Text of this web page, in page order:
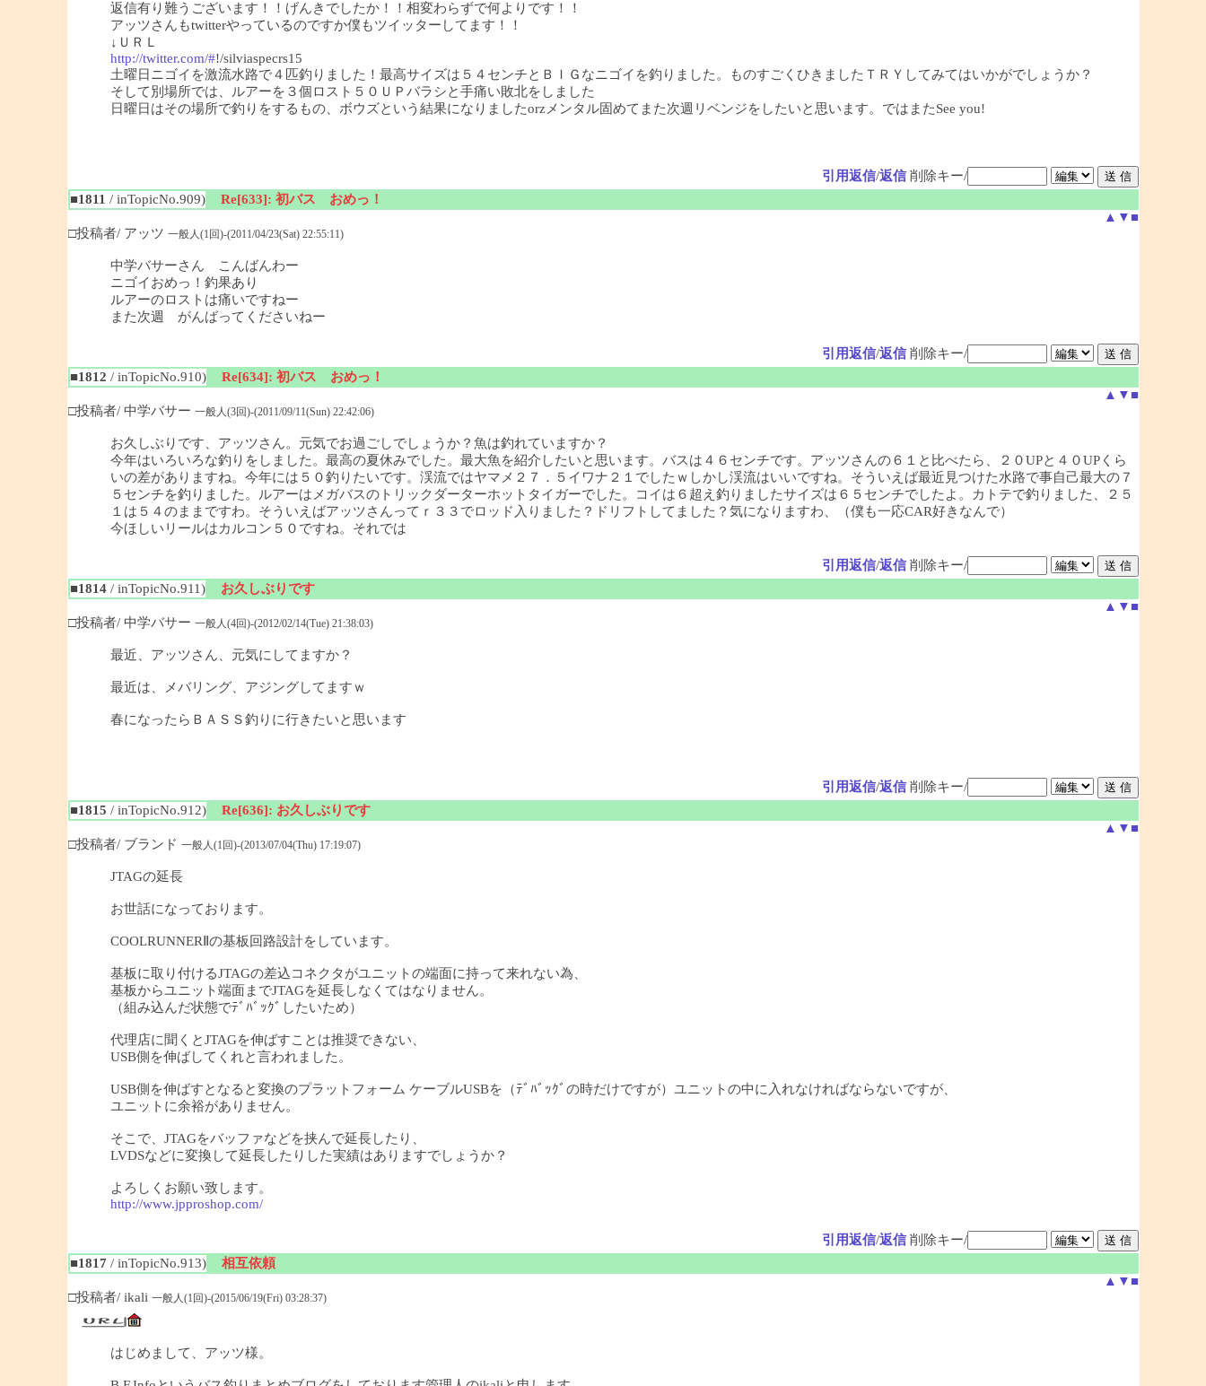
返信有り難うございます！！げんきでしたか！！相変わらずで何よりです！！
アッツさんもtwitterやっているのですか僕もツイッターしてます！！
↓ＵＲＬ
http://twitter.com/#!/silviaspecrs15
土曜日ニゴイを激流水路で４匹釣りました！最高サイズは５４センチとＢＩＧなニゴイを釣りました。ものすごくひきましたＴＲＹしてみてはいかがでしょうか？
そして別場所では、ルアーを３個ロスト５０ＵＰバラシと手痛い敗北をしました
日曜日はその場所で釣りをするもの、ボウズという結果になりましたorzメンタル固めてまた次週リベンジをしたいと思います。ではまたSee you!
引用返信/返信 削除キー/
■1811 / inTopicNo.909)
Re[633]: 初バス おめっ！
▲ ▼ ■
□投稿者/ アッツ 一般人(1回)-(2011/04/23(Sat) 22:55:11)
中学バサーさん こんばんわー
ニゴイおめっ！釣果あり
ルアーのロストは痛いですねー
また次週 がんばってくださいねー
引用返信/返信 削除キー/
■1812 / inTopicNo.910)
Re[634]: 初バス おめっ！
▲ ▼ ■
□投稿者/ 中学バサー 一般人(3回)-(2011/09/11(Sun) 22:42:06)
お久しぶりです、アッツさん。元気でお過ごしでしょうか？魚は釣れていますか？
今年はいろいろな釣りをしました。最高の夏休みでした。最大魚を紹介したいと思います。バスは４６センチです。アッツさんの６１と比べたら、２０UPと４０UPくら
いの差がありますね。今年には５０釣りたいです。渓流ではヤマメ２７．５イワナ２１でしたｗしかし渓流はいいですね。そういえば最近見つけた水路で事自己最大の７
５センチを釣りました。ルアーはメガバスのトリックダーターホットタイガーでした。コイは６超え釣りましたサイズは６５センチでしたよ。カトテで釣りました、２５
１は５４のままですわ。そういえばアッツさんってｒ３３でロッド入りました？ドリフトしてました？気になりますわ、（僕も一応CAR好きなんで）
今ほしいリールはカルコン５０ですね。それでは
引用返信/返信 削除キー/
■1814/ inTopicNo.911)
お久しぶりです
▲ ▼ ■
□投稿者/ 中学バサー 一般人(4回)-(2012/02/14(Tue) 21:38:03)
最近、アッツさん、元気にしてますか？
最近は、メバリング、アジングしてますｗ
春になったらＢＡＳＳ釣りに行きたいと思います
引用返信/返信 削除キー/
■1815 / inTopicNo.912)
Re[636]: お久しぶりです
▲ ▼ ■
□投稿者/ ブランド 一般人(1回)-(2013/07/04(Thu) 17:19:07)
JTAGの延長
お世話になっております。
COOLRUNNERⅡの基板回路設計をしています。
基板に取り付けるJTAGの差込コネクタがユニットの端面に持って来れない為、
基板からユニット端面までJTAGを延長しなくてはなりません。
（組み込んだ状態でﾃﾞﾊﾞｯｸﾞしたいため）
代理店に聞くとJTAGを伸ばすことは推奨できない、
USB側を伸ばしてくれと言われました。
USB側を伸ばすとなると変換のプラットフォーム ケーブルUSBを（ﾃﾞﾊﾞｯｸﾞの時だけですが）ユニットの中に入れなければならないですが、
ユニットに余裕がありません。
そこで、JTAGをバッファなどを挟んで延長したり、
LVDSなどに変換して延長したりした実績はありますでしょうか？
よろしくお願い致します。
http://www.jpproshop.com/
引用返信/返信 削除キー/
■1817 / inTopicNo.913)
相互依頼
▲ ▼ ■
□投稿者/ ikali 一般人(1回)-(2015/06/19(Fri) 03:28:37)
はじめまして、アッツ様。